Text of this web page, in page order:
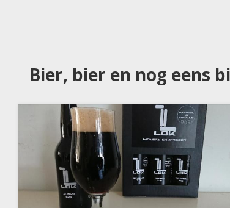
Bier, bier en nog eens